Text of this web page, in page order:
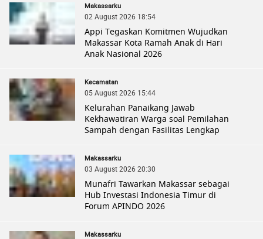
Makassarku
02 August 2026 18:54
Appi Tegaskan Komitmen Wujudkan
Makassar Kota Ramah Anak di Hari
Anak Nasional 2026
Kecamatan
05 August 2026 15:44
Kelurahan Panaikang Jawab
Kekhawatiran Warga soal Pemilahan
Sampah dengan Fasilitas Lengkap
Makassarku
03 August 2026 20:30
Munafri Tawarkan Makassar sebagai
Hub Investasi Indonesia Timur di
Forum APINDO 2026
Makassarku